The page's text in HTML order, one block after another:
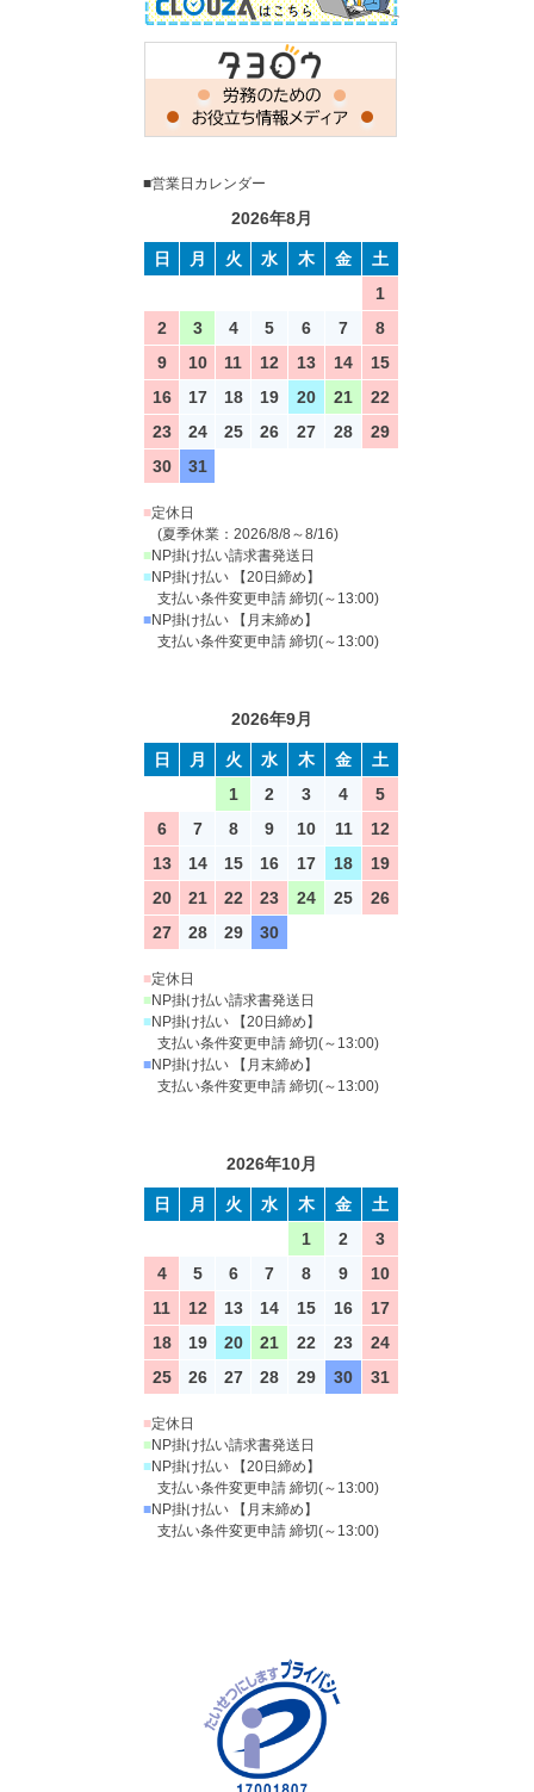
■営業日カレンダー
2026年8月
日 月 火 水 木 金
土
1
2
3 4 5 6 7
8
9
10 11 12 13 14
15
16
17 18 19 20 21
22
23
24 25 26 27 28
29
30
31
■定休日
(夏季休業：2026/8/8～8/16)
■NP掛け払い請求書発送日
■NP掛け払い 【20日締め】
支払い条件変更申請 締切(～13:00)
■NP掛け払い 【月末締め】
支払い条件変更申請 締切(～13:00)
2026年9月
日 月 火 水 木 金
土
1
2 3 4
5
6
7 8 9 10 11
12
13
14 15 16 17 18
19
20
21 22 23 24 25
26
27
28 29 30
■定休日
■NP掛け払い請求書発送日
■NP掛け払い 【20日締め】
支払い条件変更申請 締切(～13:00)
■NP掛け払い 【月末締め】
支払い条件変更申請 締切(～13:00)
2026年10月
日 月 火 水 木 金
土
1
2
3
4
5 6 7 8 9
10
11
12 13 14 15 16
17
18
19 20 21 22 23
24
25
26 27 28 29 30 31
■定休日
■NP掛け払い請求書発送日
■NP掛け払い 【20日締め】
支払い条件変更申請 締切(～13:00)
■NP掛け払い 【月末締め】
支払い条件変更申請 締切(～13:00)